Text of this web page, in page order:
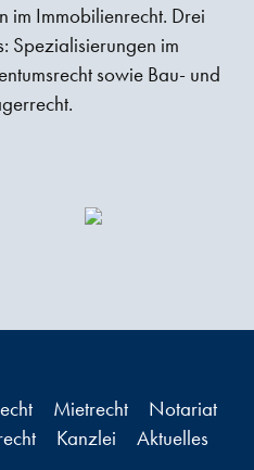
im Immobilienrecht. Drei
Spezialisierungen im
sowie Bau- und
Mietrecht
Notariat
Kanzlei Aktuelles